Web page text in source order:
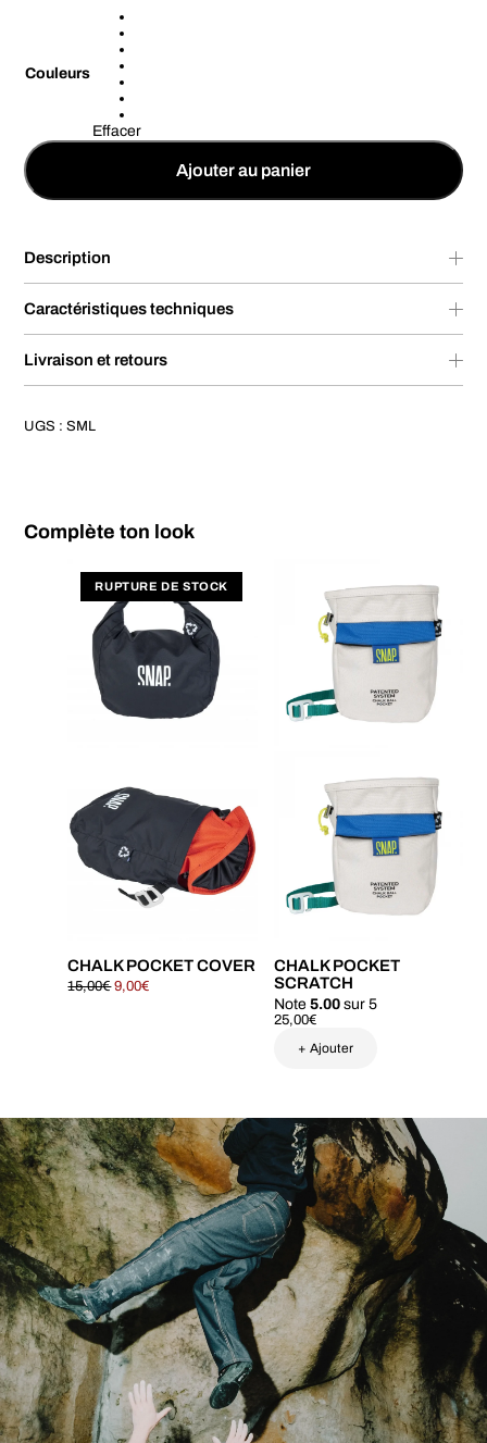
Couleurs
Effacer
Ajouter au panier
Description
Caractéristiques techniques
Livraison et retours
UGS :SML
Complète ton look
CHALK POCKET COVER
15,00€ 9,00€
peuvent
être
choisies
sur
la
page
du
produit
CHALK POCKET
SCRATCH
Note 5.00sur 5
25,00€
+ Ajouter
plusieurs
variations.
Les
options
peuvent
être
choisies
sur
la
page
du
produit